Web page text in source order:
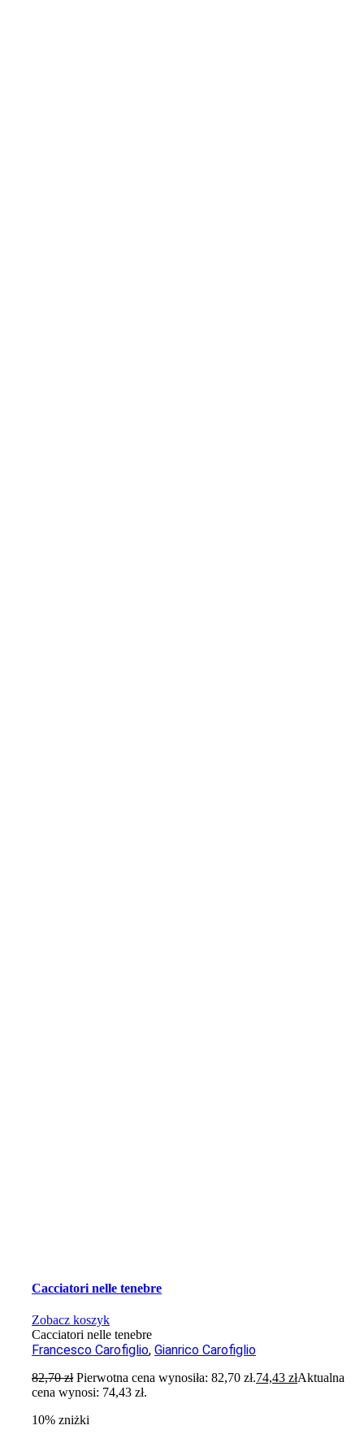
Cacciatori nelle tenebre
Zobacz koszyk
Cacciatori nelle tenebre
Francesco Carofiglio,Gianrico Carofiglio
82,70zł Pierwotna cena wynosiła: 82,70 zł.74,43złAktualna
cena wynosi: 74,43 zł.
10% zniżki